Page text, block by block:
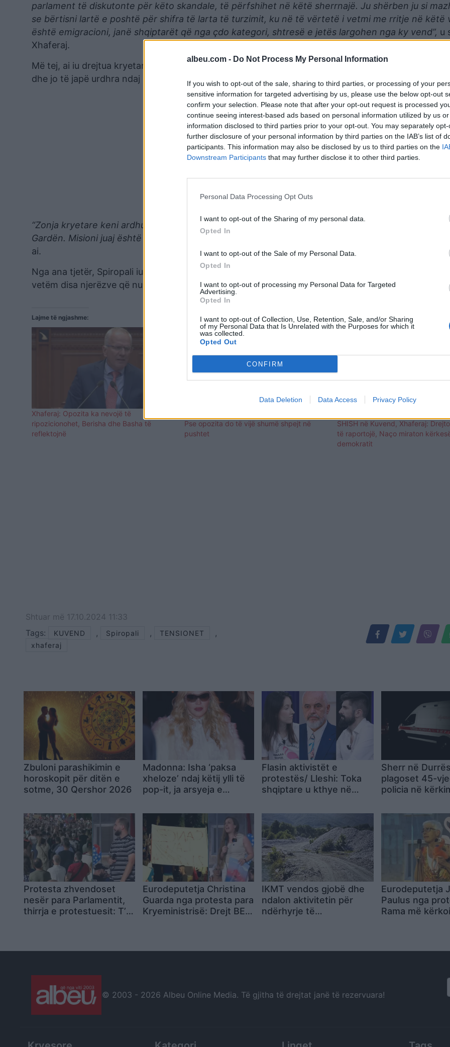
albeu.com - Do Not Process My Personal Information
If you wish to opt-out of the sale, sharing to third parties, or processing of your
sensitive information for targeted advertising by us, please use the below opt-out
confirm your selection. Please note that after your opt-out request is processed
continue seeing interest-based ads based on personal information utilized by us
information disclosed to third parties prior to your opt-out. You may separately
further disclosure of your personal information by third parties on the IAB’s list of
participants. This information may also be disclosed by us to third parties on the
Downstream Participants that may further disclose it to other third parties.
Personal Data Processing Opt Outs
I want to opt-out of the Sharing of my personal data.
Opted In
I want to opt-out of the Sale of my Personal Data.
Opted In
I want to opt-out of processing my Personal Data for Targeted
Advertising.
Opted In
I want to opt-out of Collection, Use, Retention, Sale, and/or Sharing
of my Personal Data that Is Unrelated with the Purposes for which it
was collected.
Opted Out
CONFIRM
Data Deletion Data Access Privacy Policy
parlament të diskutonte për këto skandale, të përfshihet në këtë sherrnajë. Ju shërben ju si
se bërtisni lartë e poshtë për shifra të larta të turzimit, ku në të vërtetë i vetmi me rritje në këtë
është emigracioni, janë shqiptarët që nga çdo kategori, shtresë e jetës largohen nga ky vend”, u
Xhaferaj.
Më tej, ai iu drejtua kryetares së Kuvendit, Elisa Spiropalit, duke i kërkuar të rivendosë dialogun mes
dhe jo të japë urdhra ndaj Gardës.
“Zonja kryetare keni ardhur në detyrën e Kryetares së Kuvendit dhe nuk është misioni juaj të
Gardën. Misioni juaj është të rivendosni dialogun dhe ju lutem kthehuni në ushtrimin e detyrave
ai.
Nga ana tjetër, Spiropali iu përgjigj duke thënë se situata e krijuar nuk i shërben as mazhorancës,
vetëm disa njerëzve që nuk duan që kuvendi të funksionojë siç duhet.
Lajme të ngjashme:
Xhaferaj: Opozita ka nevojë të
ripozicionohet, Berisha dhe Basha të
reflektojnë
Pse opozita do të vijë shumë shpejt në
pushtet
SHISH në Kuvend, Xhaferaj:
të raportojë, Naço miraton
demokratit
Shtuar më 17.10.2024 11:33
Tags:
KUVEND , Spiropali , TENSIONET ,
xhaferaj
Zbuloni parashikimin e
horoskopit për ditën e
sotme, 30 Qershor 2026
Madonna: Isha ‘paksa
xheloze’ ndaj këtij ylli të
pop-it, ja arsyeja e
Flasin aktivistët e
protestës/ Lleshi: Toka
shqiptare u kthye në
na trajton si njerëz me
bisht
Sherr në
plagoset 45-
policia në
Protesta zhvendoset
nesër para Parlamentit,
thirrja e protestuesit: T’u
Eurodeputetja Christina
Guarda nga protesta para
Kryeministrisë: Drejt BE-
IKMT vendos gjobë dhe
ndalon aktivitetin për
ndërhyrje të
Eurodeputetja
Paulus nga
Rama më
© 2003 - 2026 Albeu Online Media. Të gjitha të drejtat janë të rezervuara!